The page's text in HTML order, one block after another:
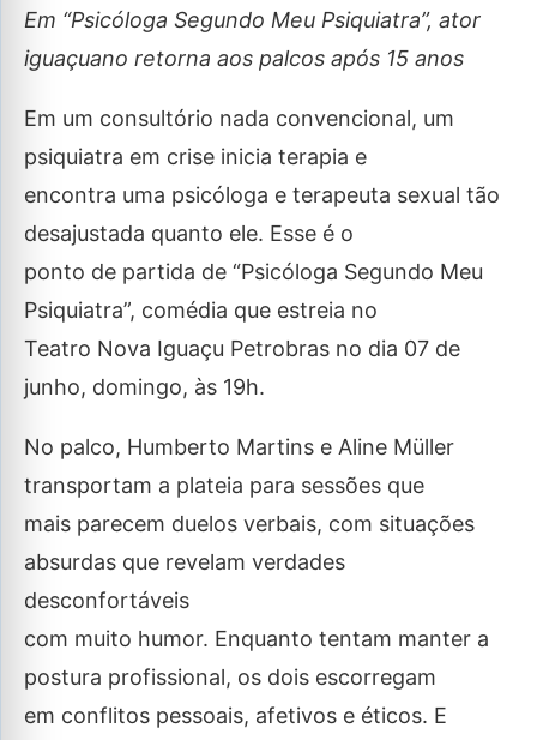
Em “Psicóloga Segundo Meu Psiquiatra”, ator
iguaçuano retorna aos palcos após 15 anos
Em um consultório nada convencional, um
psiquiatra em crise inicia terapia e
encontra uma psicóloga e terapeuta sexual tão
desajustada quanto ele. Esse é o
ponto de partida de “Psicóloga Segundo Meu
Psiquiatra”, comédia que estreia no
Teatro Nova Iguaçu Petrobras no dia 07 de
junho, domingo, às 19h.
No palco, Humberto Martins e Aline Müller
transportam a plateia para sessões que
mais parecem duelos verbais, com situações
absurdas que revelam verdades
desconfortáveis
com muito humor. Enquanto tentam manter a
postura profissional, os dois escorregam
em conflitos pessoais, afetivos e éticos. E